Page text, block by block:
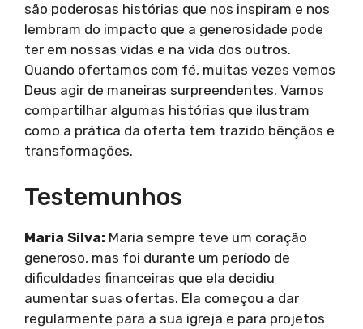
são poderosas histórias que nos inspiram e nos
lembram do impacto que a generosidade pode
ter em nossas vidas e na vida dos outros.
Quando ofertamos com fé, muitas vezes vemos
Deus agir de maneiras surpreendentes. Vamos
compartilhar algumas histórias que ilustram
como a prática da oferta tem trazido bênçãos e
transformações.
Testemunhos
Maria Silva: Maria sempre teve um coração
generoso, mas foi durante um período de
dificuldades financeiras que ela decidiu
aumentar suas ofertas. Ela começou a dar
regularmente para a sua igreja e para projetos